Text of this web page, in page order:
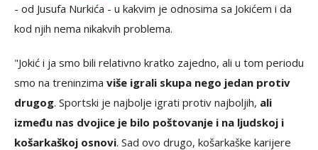
- od Jusufa Nurkića - u kakvim je odnosima sa Jokićem i da
kod njih nema nikakvih problema.
"Jokić i ja smo bili relativno kratko zajedno, ali u tom periodu
smo na treninzima više igrali skupa nego jedan protiv
drugog. Sportski je najbolje igrati protiv najboljih, ali
između nas dvojice je bilo poštovanje i na ljudskoj i
košarkaškoj osnovi. Sad ovo drugo, košarkaške karijere